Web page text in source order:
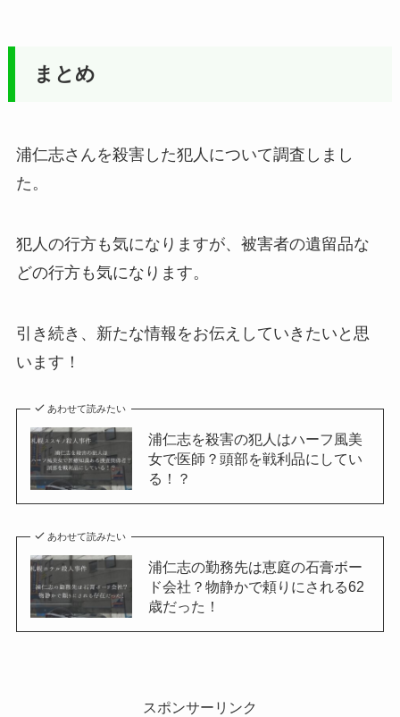
まとめ
浦仁志さんを殺害した犯人について調査しまし
た。
犯人の行方も気になりますが、被害者の遺留品な
どの行方も気になります。
引き続き、新たな情報をお伝えしていきたいと思
います！
あわせて読みたい
浦仁志を殺害の犯人はハーフ風美
女で医師？頭部を戦利品にしてい
る！？
あわせて読みたい
浦仁志の勤務先は恵庭の石膏ボー
ド会社？物静かで頼りにされる62
歳だった！
スポンサーリンク